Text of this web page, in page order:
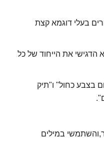
2 תיקים שחורים בעלי דוגמא קצת
את הייחוד של כל
בצבע כחול" ו"תיק
במילים